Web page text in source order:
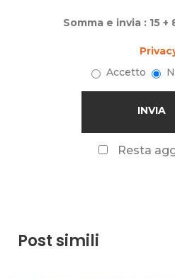
Somma e invia : 15 +
Accetto
Resta
Post simili